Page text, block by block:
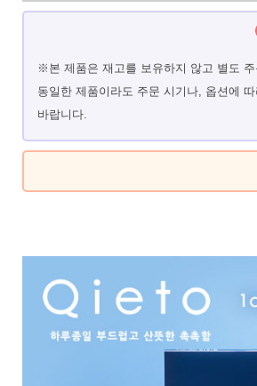
※본 제품은 재고를 보유하지 않고 별도
동일한 제품이라도 주문 시기나, 옵션에
바랍니다.